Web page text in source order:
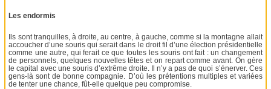
Les endormis
Ils sont tranquilles, à droite, au centre, à gauche, comme si la montagne allait
accoucher d’une souris qui serait dans le droit fil d’une élection présidentielle
comme une autre, qui ferait ce que toutes les souris ont fait : un changement
de personnels, quelques nouvelles têtes et on repart comme avant. On gère
le capital avec une souris d’extrême droite. Il n’y a pas de quoi s’énerver. Ces
gens-là sont de bonne compagnie. D’où les prétentions multiples et variées
de tenter une chance, fût-elle quelque peu compromise.